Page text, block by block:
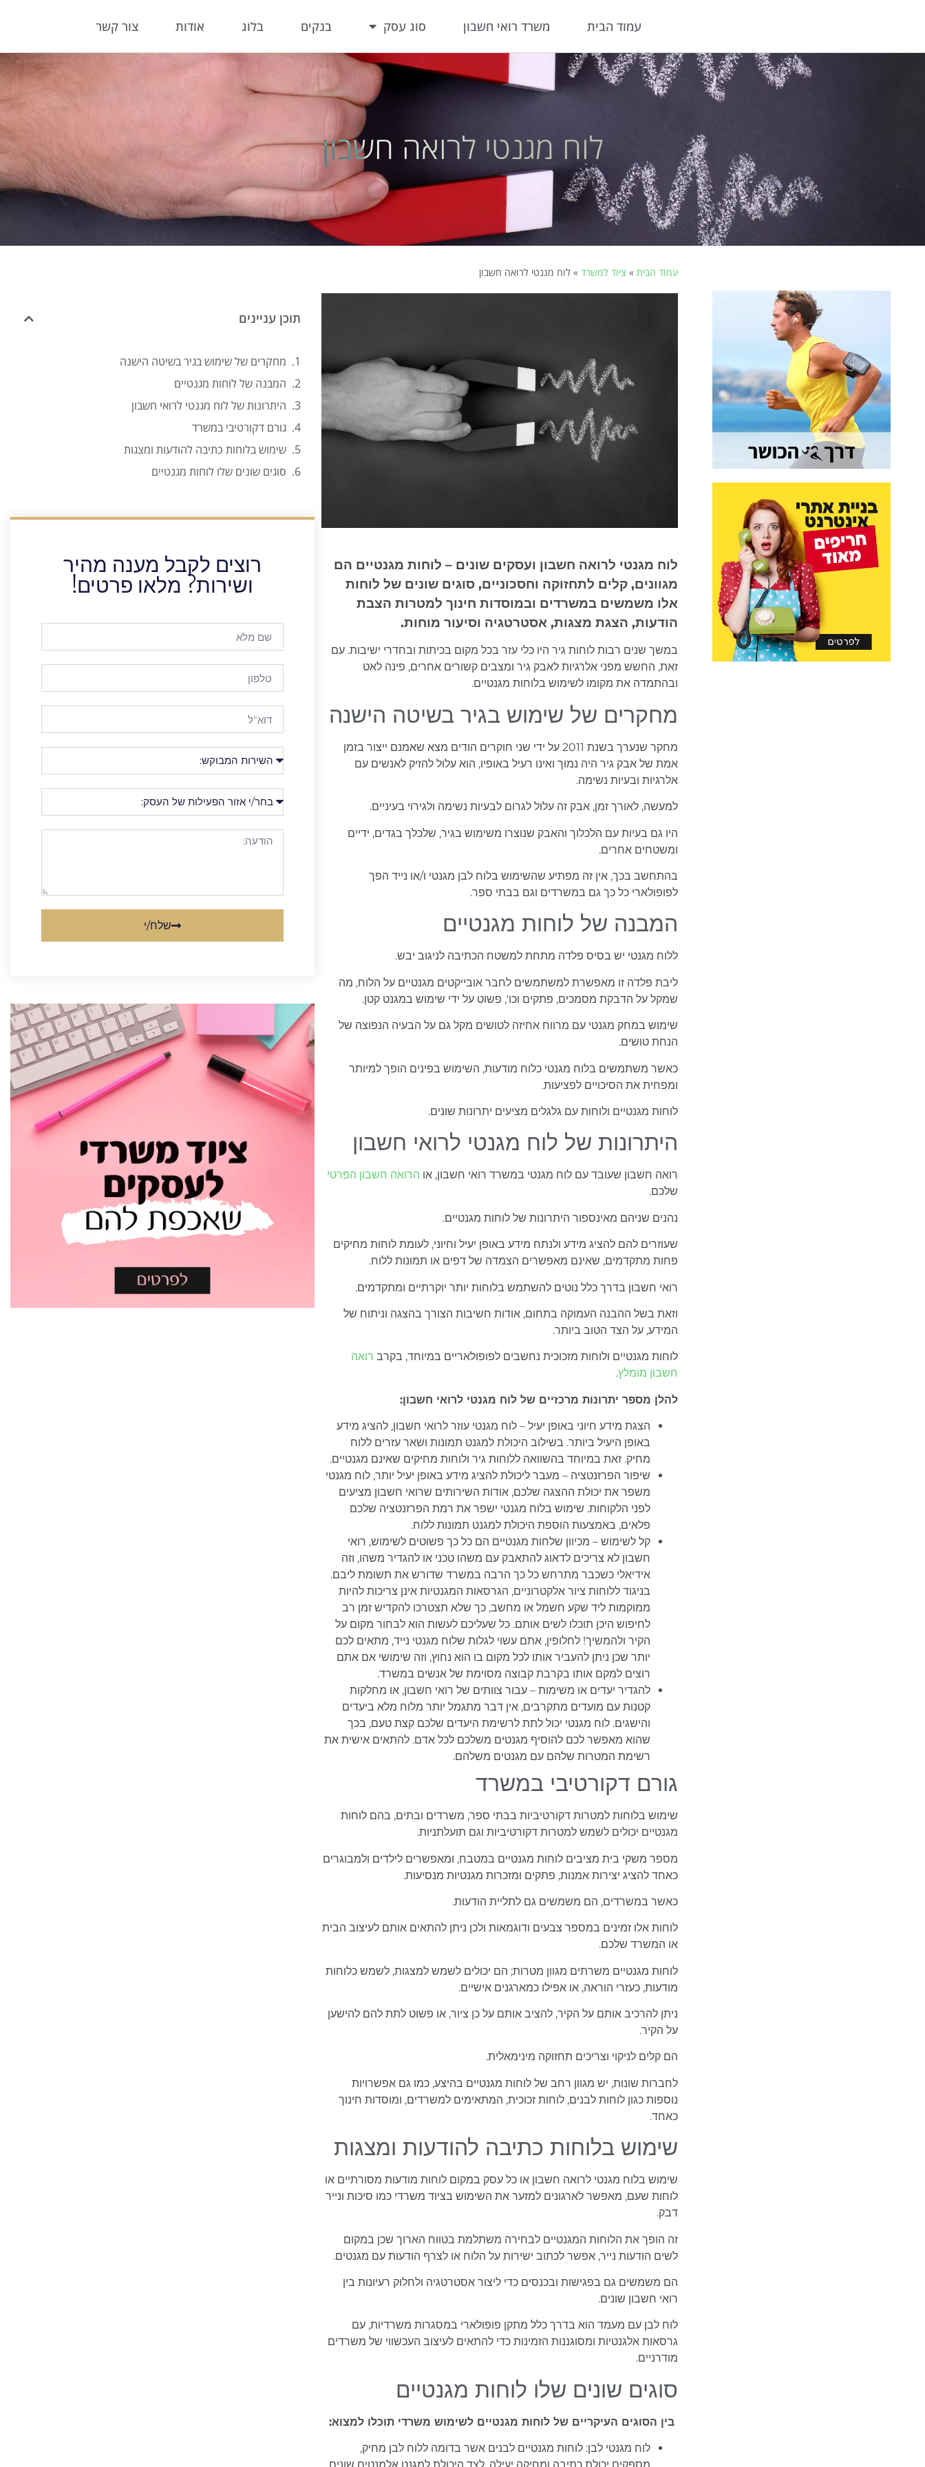
עמוד הבית משרד רואי חשבון סוג עסק בנקים בלוג אודות צור קשר
לוח מגנטי לרואה חשבון
עמוד הבית » ציוד למשרד »לוח מגנטי לרואה חשבון
לוח מגנטי לרואה חשבון ועסקים שונים – לוחות מגנטיים הם
מגוונים, קלים לתחזוקה וחסכוניים, סוגים שונים של לוחות
אלו משמשים במשרדים ובמוסדות חינוך למטרות הצבת
הודעות, הצגת מצגות, אסטרטגיה וסיעור מוחות.
במשך שנים רבות לוחות גיר היו כלי עזר בכל מקום בכיתות ובחדרי ישיבות. עם
זאת, החשש מפני אלרגיות לאבק גיר ומצבים קשורים אחרים, פינה לאט
ובהתמדה את מקומו לשימוש בלוחות מגנטיים.
מחקרים של שימוש בגיר בשיטה הישנה
מחקר שנערך בשנת 2011 על ידי שני חוקרים הודים מצא שאמנם ייצור בזמן
אמת של אבק גיר היה נמוך ואינו רעיל באופיו, הוא עלול להזיק לאנשים עם
אלרגיות ובעיות נשימה.
למעשה, לאורך זמן, אבק זה עלול לגרום לבעיות נשימה ולגירוי בעיניים.
היו גם בעיות עם הלכלוך והאבק שנוצרו משימוש בגיר, שלכלך בגדים, ידיים
ומשטחים אחרים.
בהתחשב בכך, אין זה מפתיע שהשימוש בלוח לבן מגנטי ו/או נייד הפך
לפופולארי כל כך גם במשרדים וגם בבתי ספר.
המבנה של לוחות מגנטיים
ללוח מגנטי יש בסיס פלדה מתחת למשטח הכתיבה לניגוב יבש.
ליבת פלדה זו מאפשרת למשתמשים לחבר אובייקטים מגנטיים על הלוח, מה
שמקל על הדבקת מסמכים, פתקים וכו', פשוט על ידי שימוש במגנט קטן.
שימוש במחק מגנטי עם מרווח אחיזה לטושים מקל גם על הבעיה הנפוצה של
הנחת טושים.
כאשר משתמשים בלוח מגנטי כלוח מודעות, השימוש בפינים הופך למיותר
ומפחית את הסיכויים לפציעות.
לוחות מגנטיים ולוחות עם גלגלים מציעים יתרונות שונים.
היתרונות של לוח מגנטי לרואי חשבון
רואה חשבון שעובד עם לוח מגנטי במשרד רואי חשבון, או הרואה חשבון הפרטי
שלכם.
נהנים שניהם מאינספור היתרונות של לוחות מגנטיים.
שעוזרים להם להציג מידע ולנתח מידע באופן יעיל וחיוני, לעומת לוחות מחיקים
פחות מתקדמים, שאינם מאפשרים הצמדה של דפים או תמונות ללוח.
רואי חשבון בדרך כלל נוטים להשתמש בלוחות יותר יוקרתיים ומתקדמים.
וזאת בשל ההבנה העמוקה בתחום, אודות חשיבות הצורך בהצגה וניתוח של
המידע, על הצד הטוב ביותר.
לוחות מגנטיים ולוחות מזכוכית נחשבים לפופולאריים במיוחד, בקרב רואה
חשבון מומלץ.
להלן מספר יתרונות מרכזיים של לוח מגנטי לרואי חשבון:
הצגת מידע חיוני באופן יעיל – לוח מגנטי עוזר לרואי חשבון, להציג מידע
באופן היעיל ביותר. בשילוב היכולת למגנט תמונות ושאר עזרים ללוח
מחיק. זאת במיוחד בהשוואה ללוחות גיר ולוחות מחיקים שאינם מגנטיים.
שיפור הפרזנטציה – מעבר ליכולת להציג מידע באופן יעיל יותר, לוח מגנטי
משפר את יכולת ההצגה שלכם, אודות השירותים שרואי חשבון מציעים
לפני הלקוחות. שימוש בלוח מגנטי ישפר את רמת הפרזנטציה שלכם
פלאים, באמצעות הוספת היכולת למגנט תמונות ללוח.
קל לשימוש – מכיוון שלחות מגנטיים הם כל כך פשוטים לשימוש, רואי
חשבון לא צריכים לדאוג להתאבק עם משהו טכני או להגדיר משהו, וזה
אידיאלי כשכבר מתרחש כל כך הרבה במשרד שדורש את תשומת ליבם.
בניגוד ללוחות ציור אלקטרוניים, הגרסאות המגנטיות אינן צריכות להיות
ממוקמות ליד שקע חשמל או מחשב, כך שלא תצטרכו להקדיש זמן רב
לחיפוש היכן תוכלו לשים אותם. כל שעליכם לעשות הוא לבחור מקום על
הקיר ולהמשיך! לחלופין, אתם עשוי לגלות שלוח מגנטי נייד, מתאים לכם
יותר שכן ניתן להעביר אותו לכל מקום בו הוא נחוץ, וזה שימושי אם אתם
רוצים למקם אותו בקרבת קבוצה מסוימת של אנשים במשרד.
להגדיר יעדים או משימות – עבור צוותים של רואי חשבון, או מחלקות
קטנות עם מועדים מתקרבים, אין דבר מתגמל יותר מלוח מלא ביעדים
והישגים. לוח מגנטי יכול לתת לרשימת היעדים שלכם קצת טעם, בכך
שהוא מאפשר לכם להוסיף מגנטים משלכם לכל אדם. להתאים אישית את
רשימת המטרות שלהם עם מגנטים משלהם.
גורם דקורטיבי במשרד
שימוש בלוחות למטרות דקורטיביות בבתי ספר, משרדים ובתים, בהם לוחות
מגנטיים יכולים לשמש למטרות דקורטיביות וגם תועלתניות.
מספר משקי בית מציבים לוחות מגנטיים במטבח, ומאפשרים לילדים ולמבוגרים
כאחד להציג יצירות אמנות, פתקים ומזכרות מגנטיות מנסיעות.
כאשר במשרדים, הם משמשים גם לתליית הודעות.
לוחות אלו זמינים במספר צבעים ודוגמאות ולכן ניתן להתאים אותם לעיצוב הבית
או המשרד שלכם.
לוחות מגנטיים משרתים מגוון מטרות; הם יכולים לשמש למצגות, לשמש כלוחות
מודעות, כעזרי הוראה, או אפילו כמארגנים אישיים.
ניתן להרכיב אותם על הקיר, להציב אותם על כן ציור, או פשוט לתת להם להישען
על הקיר.
הם קלים לניקוי וצריכים תחזוקה מינימאלית.
לחברות שונות, יש מגוון רחב של לוחות מגנטיים בהיצע, כמו גם אפשרויות
נוספות כגון לוחות לבנים, לוחות זכוכית, המתאימים למשרדים, ומוסדות חינוך
כאחד.
שימוש בלוחות כתיבה להודעות ומצגות
שימוש בלוח מגנטי לרואה חשבון או כל עסק במקום לוחות מודעות מסורתיים או
לוחות שעם, מאפשר לארגונים למזער את השימוש בציוד משרדי כמו סיכות ונייר
דבק.
זה הופך את הלוחות המגנטיים לבחירה משתלמת בטווח הארוך שכן במקום
לשים הודעות נייר, אפשר לכתוב ישירות על הלוח או לצרף הודעות עם מגנטים.
הם משמשים גם בפגישות ובכנסים כדי ליצור אסטרטגיה ולחלוק רעיונות בין
רואי חשבון שונים.
לוח לבן עם מעמד הוא בדרך כלל מתקן פופולארי במסגרות משרדיות, עם
גרסאות אלגנטיות ומסוגננות הזמינות כדי להתאים לעיצוב העכשווי של משרדים
מודרניים.
סוגים שונים שלו לוחות מגנטיים
בין הסוגים העיקריים של לוחות מגנטיים לשימוש משרדי תוכלו למצוא:
לוח מגנטי לבן: לוחות מגנטיים לבנים אשר בדומה ללוח לבן מחיק,
תוכן עניינים
מחקרים של שימוש בגיר בשיטה הישנה
המבנה של לוחות מגנטיים
היתרונות של לוח מגנטי לרואי חשבון
גורם דקורטיבי במשרד
שימוש בלוחות כתיבה להודעות ומצגות
סוגים שונים שלו לוחות מגנטיים
רוצים לקבל מענה מהיר
ושירות? מלאו פרטים!
שלח/י